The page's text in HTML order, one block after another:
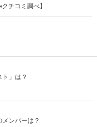
チコミ調べ】
」は？
ンバーは？